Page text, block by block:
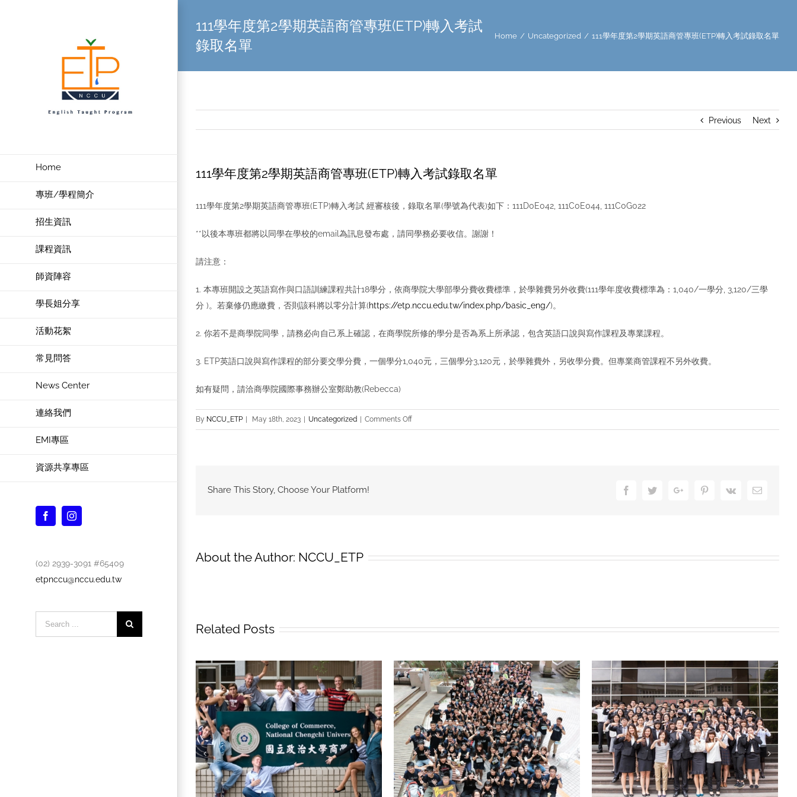
Home
專班/學程簡介
招生資訊
課程資訊
師資陣容
學長姐分享
活動花絮
常見問答
News Center
連絡我們
EMI專區
資源共享專區
FacebookInstagram
(02) 2939-3091 #65409
etpnccu@nccu.edu.tw
for:
111學年度第2學期英語商管專班(ETP)轉入考試
錄取名單
Home / Uncategorized / 111學年度第2學期英語商管專班(ETP)轉入考試錄取名單
Previous Next
111學年度第2學期英語商管專班(ETP)轉入考試錄取名單
111學年度第2學期英語商管專班(ETP)轉入考試 經審核後，錄取名單(學號為代表)如下：111D0E042, 111C0E044, 111C0G022
**以後本專班都將以同學在學校的email為訊息發布處，請同學務必要收信。謝謝！
請注意：
1. 本專班開設之英語寫作與口語訓練課程共計18學分，依商學院大學部學分費收費標準，於學雜費另外收費(111學年度收費標準為：1,040/一學分, 3,120/三學
分 )。若棄修仍應繳費，否則該科將以零分計算(https://etp.nccu.edu.tw/index.php/basic_eng/)。
2. 你若不是商學院同學，請務必向自己系上確認，在商學院所修的學分是否為系上所承認，包含英語口說與寫作課程及專業課程。
3. ETP英語口說與寫作課程的部分要交學分費，一個學分1,040元，三個學分3,120元，於學雜費外，另收學分費。但專業商管課程不另外收費。
如有疑問，請洽商學院國際事務辦公室鄭助教(Rebecca)
By NCCU_ETP May 18th, 2023 Uncategorized Comments Offon
111
語
考
試
錄
取
名
單
Share This Story, Choose Your Platform! FacebookTwitterGoogle+ PinterestVk Email
About the Author: NCCU_ETP
Related Posts